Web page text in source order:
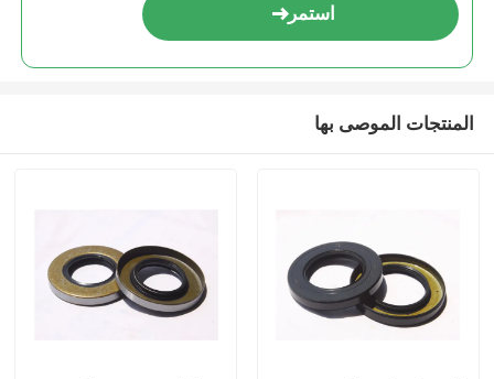
استمر
المنتجات الموصى بها